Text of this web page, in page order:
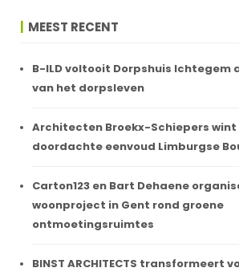
MEEST RECENT
B-ILD voltooit Dorpshuis Ichtegem
van het dorpsleven
Architecten Broekx-Schiepers
doordachte eenvoud Limburgse
Carton123 en Bart Dehaene
woonproject in Gent rond groene
ontmoetingsruimtes
BINST ARCHITECTS transformeert